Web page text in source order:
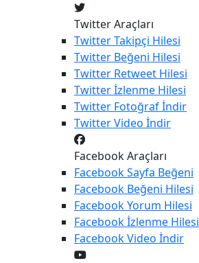
Twitter Araçları
TwitterTakipçi Hilesi
Twitter Beğeni Hilesi
Twitter Retweet Hilesi
Twitterİzlenme Hilesi
Twitter Fotoğraf İndir
TwitterVideo İndir
Facebook Araçları
FacebookSayfa Beğeni
Facebook Beğeni Hilesi
FacebookYorum Hilesi
Facebookİzlenme Hilesi
FacebookVideo İndir